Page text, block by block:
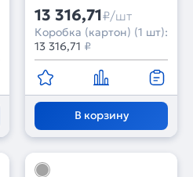
13 316,71₽/шт
Коробка (картон) (1 шт):
13 316,71 ₽
В корзину